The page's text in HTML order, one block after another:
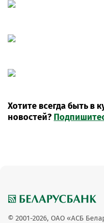
Хотите всегда быть в
новостей?
© 2001-2026, ОАО «АСБ